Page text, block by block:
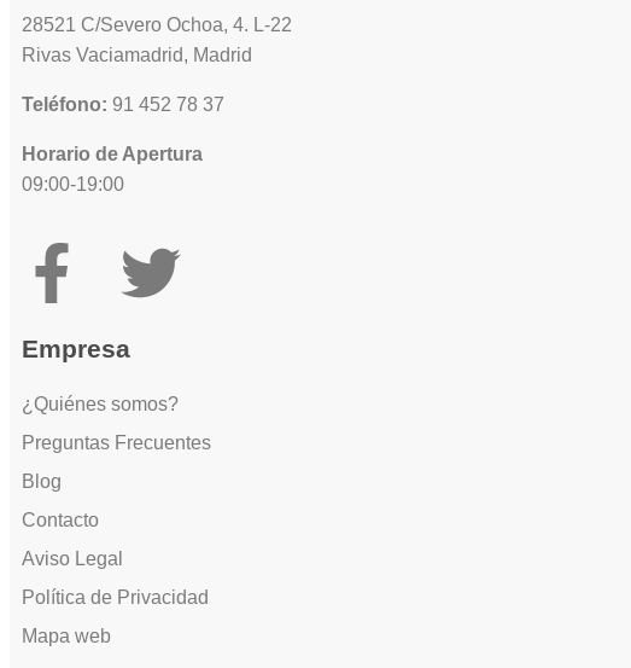
28521 C/Severo Ochoa, 4. L-22
Rivas Vaciamadrid, Madrid
Teléfono: 91 452 78 37
Horario de Apertura
09:00-19:00
Empresa
¿Quiénes somos?
Preguntas Frecuentes
Blog
Contacto
Aviso Legal
Política de Privacidad
Mapa web